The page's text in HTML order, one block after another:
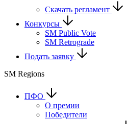
Скачать регламент
Конкурсы
SM Public Vote
SM Retrograde
Подать заявку
SM Regions
ПФО
О премии
Победители